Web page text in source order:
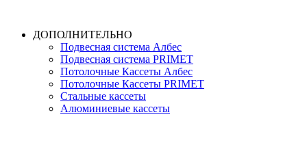
ДОПОЛНИТЕЛЬНО
Подвесная система Албес
Подвесная система PRIMET
Потолочные Кассеты Албес
Потолочные Кассеты PRIMET
Стальные кассеты
Алюминиевые кассеты